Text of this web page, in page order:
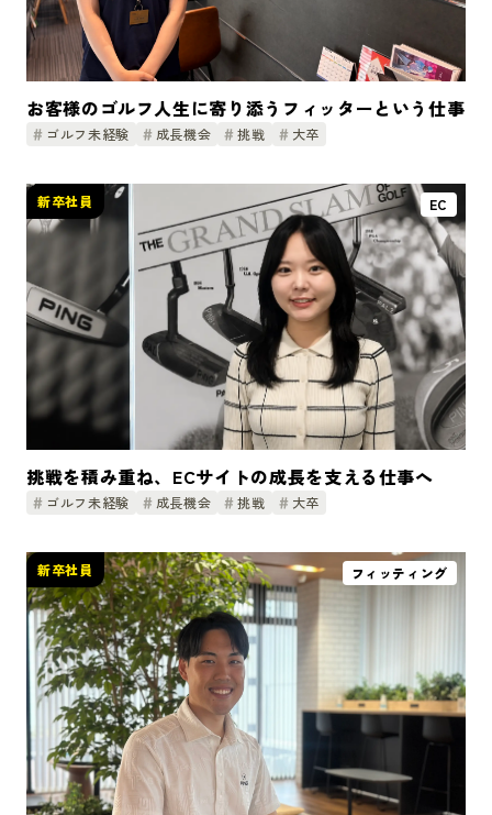
お客様のゴルフ人生に寄り添うフィッターという仕事
ゴルフ未経験 成長機会 挑戦 大卒
新卒社員 EC
挑戦を積み重ね、ECサイトの成長を支える仕事へ
ゴルフ未経験 成長機会 挑戦 大卒
新卒社員 フィッティング